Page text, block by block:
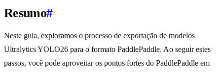
Resumo#
Neste guia, exploramos o processo de exportação de modelos
Ultralytics YOLO26 para o formato PaddlePaddle. Ao seguir estes
passos, você pode aproveitar os pontos fortes do PaddlePaddle em